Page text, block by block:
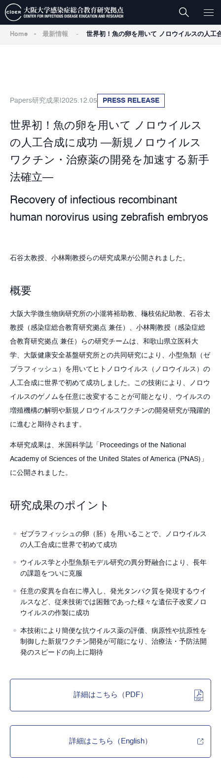
Home - 最新情報 - 世界初！魚の卵を用いて ノロウイルスの人
Papers研究成果 2025.12.05 PRESS RELEASE
世界初！魚の卵を用いて ノロウイルス
の人工合成に成功 ―新規ノロウイルス
ワクチン・治療薬の開発を加速する新手
法確立―
Recovery of infectious recombinant
human norovirus using zebrafish embryos
石谷太教授、小林剛教授らの研究成果が公開されました。
概要
大阪大学微生物病研究所の小瀧将裕助教、龝枝佑紀助教、石谷太
教授（感染症総合教育研究拠点 兼任）、小林剛教授（感染症総
合教育研究拠点 兼任）らの研究チームは、和歌山県立医科大
学、大阪健康安全基盤研究所との共同研究により、小型魚類（ゼ
ブラフィッシュ）を用いてヒトノロウイルス（ノロウイルス）の
人工合成に世界で初めて成功しました。この技術により、ノロウ
イルスのゲノムを任意に改変することが可能となり、ウイルスの
増殖機構の解明や新規ノロウイルスワクチンの開発研究が飛躍的
に進むと期待されます。
本研究成果は、米国科学誌「Proceedings of the National
Academy of Sciences of the United States of America (PNAS)」
に公開されました。
研究成果のポイント
ゼブラフィッシュの卵（胚）を用いることで、ノロウイルス
の人工合成に世界で初めて成功
ウイルス学と小型魚類モデル研究の異分野融合により、長年
の課題をついに克服
任意の変異を自在に導入し、発光タンパク質を発現するウイ
ルスなど、従来技術では困難であった様々な遺伝子改変ノロ
ウイルスの作製に成功
本技術により簡便な抗ウイルス薬の評価、病原性や抗原性を
制御した新規ワクチン開発が可能になり、治療法・予防法開
発のスピードの向上に期待
詳細はこちら（PDF）
詳細はこちら（English）